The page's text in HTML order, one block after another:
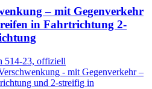
– mit Gegenverkehr
in Fahrtrichtung 2-
514-23, offiziell
- mit Gegenverkehr –
und 2-streifig in